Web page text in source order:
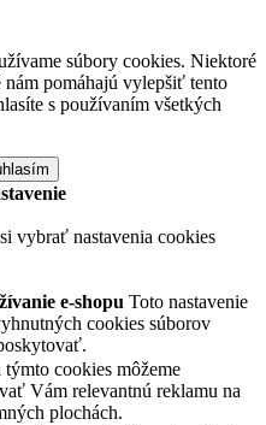
súbory cookies. Niektoré
pomáhajú vylepšiť tento
s používaním všetkých
vybrať nastavenia cookies
e-shopu Toto nastavenie
cookies súborov
cookies môžeme
Vám relevantnú reklamu na
plochách.